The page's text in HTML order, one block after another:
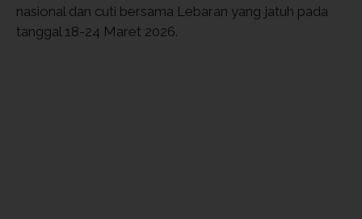
nasional dan cuti bersama Lebaran yang jatuh pada
tanggal 18-24 Maret 2026.